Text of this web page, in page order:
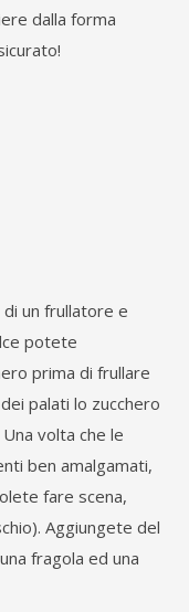
dalla forma
un frullatore e
potete
prima di frullare
palati lo zucchero
volta che le
ben amalgamati,
fare scena,
Aggiungete del
fragola ed una